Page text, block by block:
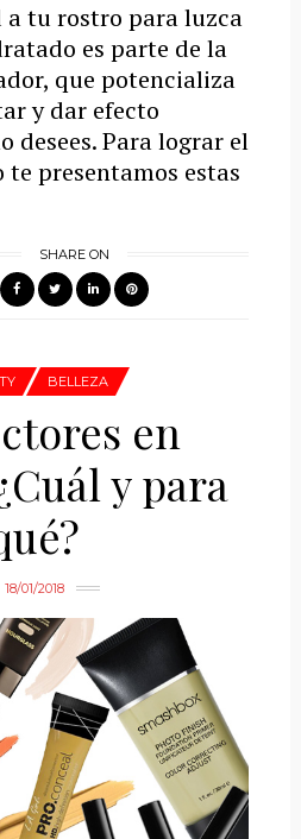
tu rostro para luzca
es parte de la
que potencializa
y dar efecto
desees. Para lograr el
presentamos estas
SHARE ON
BELLEZA
en
y para
18/01/2018